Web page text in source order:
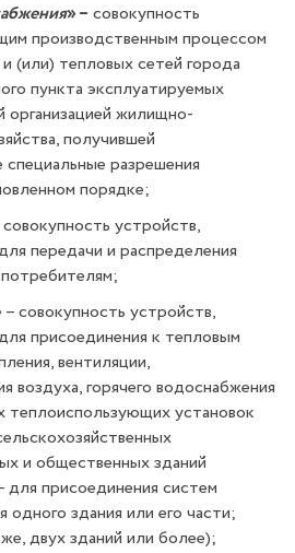
» – совокупность
производственным процессом
(или) тепловых сетей города
пункта эксплуатируемых
жилищно-
получившей
разрешения
порядке;
совокупность устройств,
передачи и распределения
– совокупность устройств,
присоединения к тепловым
вентиляции,
воздуха, горячего водоснабжения
теплоиспользующих установок
и общественных зданий
для присоединения систем
одного здания или его части;
двух зданий или более);